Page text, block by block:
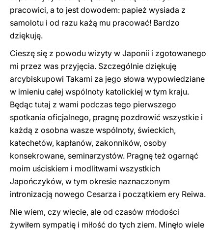
pracowici, a to jest dowodem: papież wysiada z
samolotu i od razu każą mu pracować! Bardzo
dziękuję.
Cieszę się z powodu wizyty w Japonii i zgotowanego
mi przez was przyjęcia. Szczególnie dziękuję
arcybiskupowi Takami za jego słowa wypowiedziane
w imieniu całej wspólnoty katolickiej w tym kraju.
Będąc tutaj z wami podczas tego pierwszego
spotkania oficjalnego, pragnę pozdrowić wszystkie i
każdą z osobna wasze wspólnoty, świeckich,
katechetów, kapłanów, zakonników, osoby
konsekrowane, seminarzystów. Pragnę też ogarnąć
moim uściskiem i modlitwami wszystkich
Japończyków, w tym okresie naznaczonym
intronizacją nowego Cesarza i początkiem ery Reiwa.
Nie wiem, czy wiecie, ale od czasów młodości
żywiłem sympatię i miłość do tych ziem. Minęło wiele